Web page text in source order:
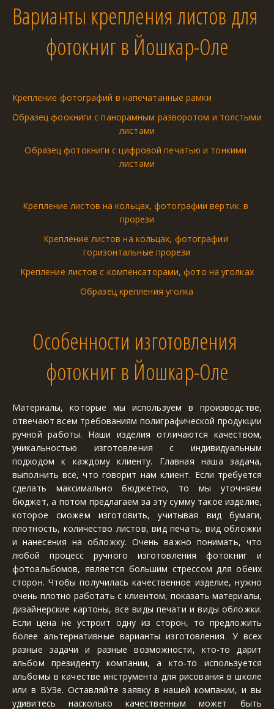
Варианты крепления листов для
фотокниг в Йошкар-Оле
Крепление фотографий в напечатанные рамки
Образец фоокниги с панорамным разворотом и толстыми
листами
Образец фотокниги с цифровой печатью и тонкими
листами
Крепление листов на кольцах, фотографии вертик. в
прорези
Крепление листов на кольцах, фотографии
горизонтальные прорези
Крепление листов с компенсаторами, фото на уголках
Образец крепления уголка
Особенности изготовления
фотокниг в Йошкар-Оле
Материалы, которые мы используем в производстве,
отвечают всем требованиям полиграфической продукции
ручной работы. Наши изделия отличаются качеством,
уникальностью изготовления с индивидуальным
подходом к каждому клиенту. Главная наша задача,
выполнить всё, что говорит нам клиент. Если требуется
сделать максимально бюджетно, то мы уточняем
бюджет, а потом предлагаем за эту сумму такое изделие,
которое сможем изготовить, учитывая вид бумаги,
плотность, количество листов, вид печать, вид обложки
и нанесения на обложку. Очень важно понимать, что
любой процесс ручного изготовления фотокниг и
фотоальбомов, является большим стрессом для обеих
сторон. Чтобы получилась качественное изделие, нужно
очень плотно работать с клиентом, показать материалы,
дизайнерские картоны, все виды печати и виды обложки.
Если цена не устроит одну из сторон, то предложить
более альтернативные варианты изготовления. У всех
разные задачи и разные возможности, кто-то дарит
альбом президенту компании, а кто-то используется
альбомы в качестве инструмента для рисования в школе
или в ВУЗе. Оставляйте заявку в нашей компании, и вы
удивитесь насколько качественным может быть